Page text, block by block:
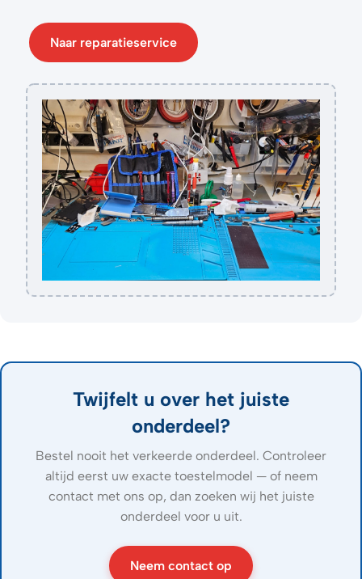
Naar reparatieservice
Twijfelt u over het juiste
onderdeel?
Bestel nooit het verkeerde onderdeel. Controleer
altijd eerst uw exacte toestelmodel — of neem
contact met ons op, dan zoeken wij het juiste
onderdeel voor u uit.
Neem contact op